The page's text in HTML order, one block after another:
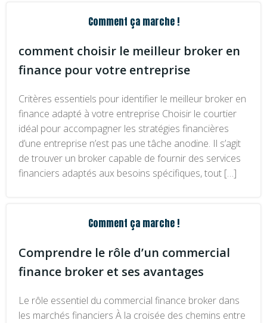
Comment ça marche !
comment choisir le meilleur broker en
finance pour votre entreprise
Critères essentiels pour identifier le meilleur broker en
finance adapté à votre entreprise Choisir le courtier
idéal pour accompagner les stratégies financières
d’une entreprise n’est pas une tâche anodine. Il s’agit
de trouver un broker capable de fournir des services
financiers adaptés aux besoins spécifiques, tout […]
Comment ça marche !
Comprendre le rôle d’un commercial
finance broker et ses avantages
Le rôle essentiel du commercial finance broker dans
les marchés financiers À la croisée des chemins entre